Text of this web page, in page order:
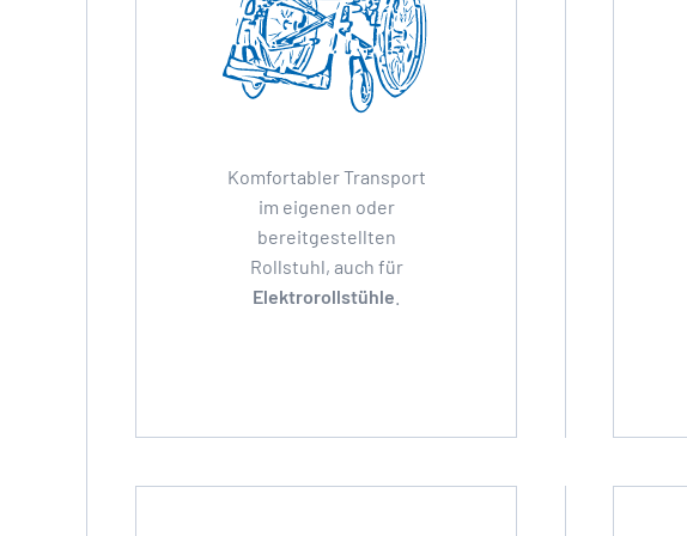
Komfortabler Transport
im eigenen oder
bereitgestellten
Rollstuhl, auch für
Elektrorollstühle